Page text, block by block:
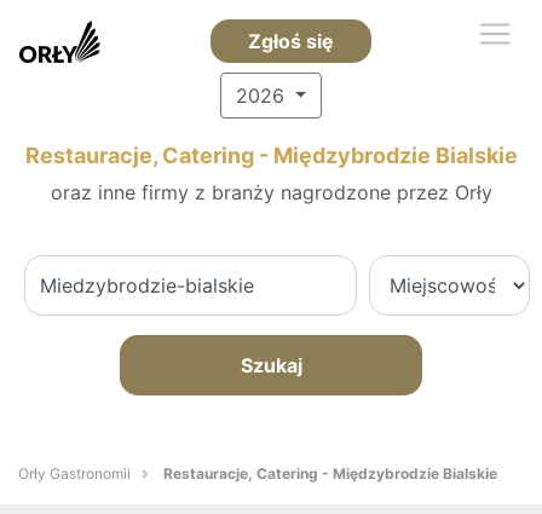
Zgłoś się
2026
Restauracje, Catering - Międzybrodzie Bialskie
oraz inne firmy z branży nagrodzone przez Orły
Szukaj
Orły Gastronomii Restauracje, Catering - Międzybrodzie Bialskie